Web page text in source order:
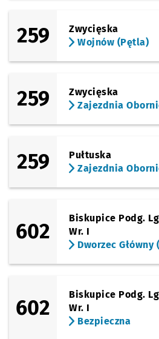
259
Zwycięska
Wojnów (Pętla)
259
Zwycięska
Zajezdnia
259
Pułtuska
Zajezdnia
602
Biskupice Podg.
Wr. I
Dworzec Główny
602
Biskupice Podg.
Wr. I
Bezpieczna